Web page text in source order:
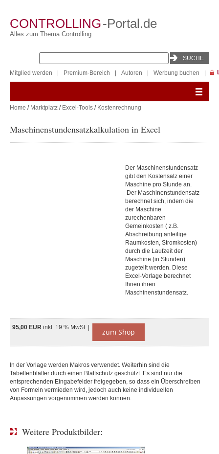
CONTROLLING-Portal.de
Alles zum Thema Controlling
Mitglied werden Premium-Bereich Autoren Werbung buchen
Home / Marktplatz / Excel-Tools / Kostenrechnung
Maschinenstundensatzkalkulation in Excel
Der Maschinenstundensatz
gibt den Kostensatz einer
Maschine pro Stunde an.
Der Maschinenstundensatz
berechnet sich, indem die
der Maschine
zurechenbaren
Gemeinkosten ( z.B.
Abschreibung anteilige
Raumkosten, Stromkosten)
durch die Laufzeit der
Maschine (in Stunden)
zugeteilt werden. Diese
Excel-Vorlage berechnet
Ihnen ihren
Maschinenstundensatz.
95,00 EUR inkl. 19 % MwSt. | zum Shop
In der Vorlage werden Makros verwendet. Weiterhin sind die
Tabellenblätter durch einen Blattschutz geschützt. Es sind nur die
entsprechenden Eingabefelder freigegeben, so dass ein Überschreiben
von Formeln vermieden wird, jedoch auch keine individuellen
Anpassungen vorgenommen werden können.
Weitere Produktbilder: